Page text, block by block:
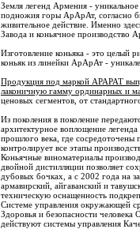
Земля легенд Армения -
подножия горы АрАрАт, согласно
живительное действие. Именно
Завода и коньячное производство
Изготовление коньяка - это целый
коньяк из линейки АрАрАт -
Продукция под маркой АРАРАТ
лаконичную гамму ординарных и
ценовых сегментов, от
Из поколения в поколение
архитектурное воплощение
прошлого века, где
контролирует все этапы
Коньячные виноматериалы
двойной дистилляции позволяет
дубовых бочках, а с 2002 года на
армавирский, айгаванский и
техническую оснащенность
Системе управления окружающей
Здоровья и безопасности
действуют системы управления